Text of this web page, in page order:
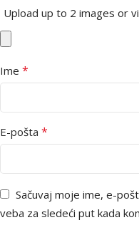
Upload up to 2 images or
Ime *
E-pošta *
Sačuvaj moje ime, e-
veba za sledeći put kada